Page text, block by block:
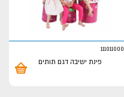
111011000
פינת ישיבה דגם תותים